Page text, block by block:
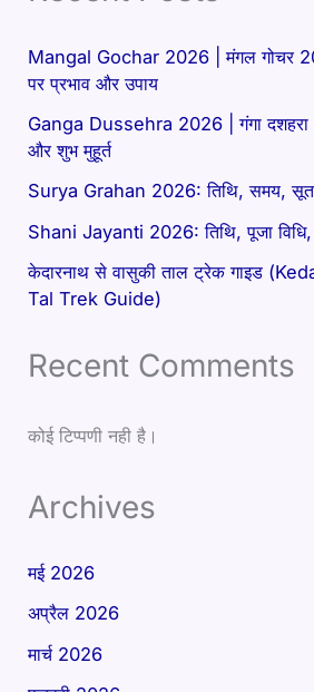
Mangal Gochar 2026 | मंगल गोचर
पर प्रभाव और उपाय
Ganga Dussehra 2026 | गंगा
और शुभ मुहूर्त
Surya Grahan 2026: तिथि, समय,
Shani Jayanti 2026: तिथि, पूजा
केदारनाथ से वासुकी ताल ट्रेक गाइड
Tal Trek Guide)
Recent Comments
कोई टिप्पणी नही है।
Archives
मई 2026
अप्रैल 2026
मार्च 2026